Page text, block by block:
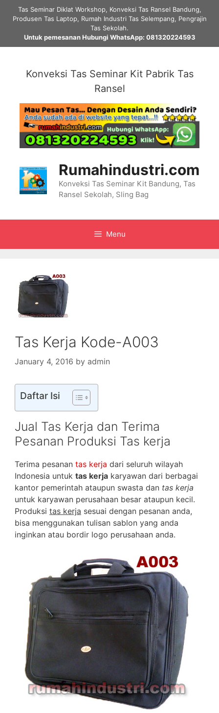
Tas Seminar Diklat Workshop, Konveksi Tas Ransel Bandung,
Produsen Tas Laptop, Rumah Industri Tas Selempang, Pengrajin
Tas Sekolah.
Untuk pemesanan Hubungi WhatsApp: 081320224593
Konveksi Tas Seminar Kit Pabrik Tas
Ransel
Rumahindustri.com
Konveksi Tas Seminar Kit Bandung, Tas
Ransel Sekolah, Sling Bag
Menu
Tas Kerja Kode-A003
January 4, 2016 by admin
Daftar Isi
Jual Tas Kerja dan Terima
Pesanan Produksi Tas kerja
Terima pesanan tas kerja dari seluruh wilayah
Indonesia untuk tas kerja karyawan dari berbagai
kantor pemerintah ataupun swasta dan tas kerja
untuk karyawan perusahaan besar ataupun kecil.
Produksi tas kerja sesuai dengan pesanan anda,
bisa menggunakan tulisan sablon yang anda
inginkan atau bordir logo perusahaan anda.